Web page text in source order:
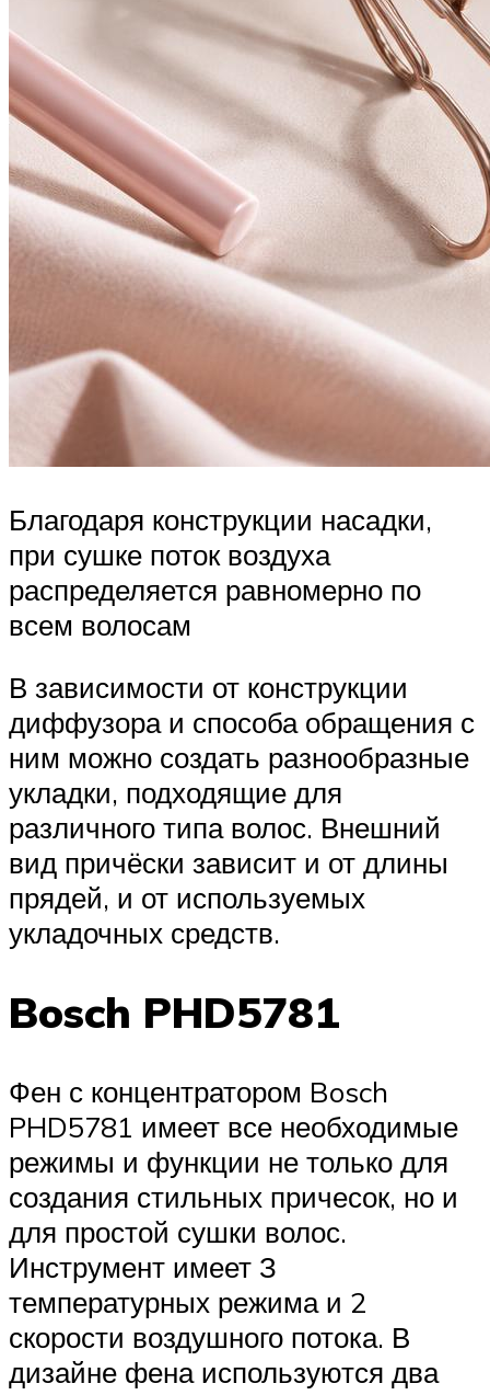
Благодаря конструкции насадки,
при сушке поток воздуха
распределяется равномерно по
всем волосам
В зависимости от конструкции
диффузора и способа обращения с
ним можно создать разнообразные
укладки, подходящие для
различного типа волос. Внешний
вид причёски зависит и от длины
прядей, и от используемых
укладочных средств.
Bosch PHD5781
Фен с концентратором Bosch
PHD5781 имеет все необходимые
режимы и функции не только для
создания стильных причесок, но и
для простой сушки волос.
Инструмент имеет З
температурных режима и 2
скорости воздушного потока. В
дизайне фена используются два